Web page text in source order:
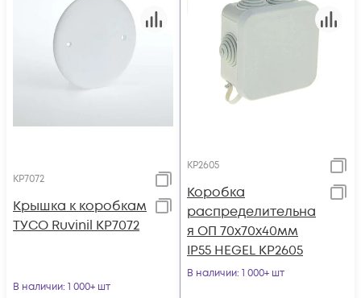
КР7072
Крышка к коробкам
ТУСО Ruvinil КР7072
В наличии: 1 000+ шт
КР2605
Коробка
распределительна
я ОП 70х70х40мм
IP55 HEGEL КР2605
В наличии: 1 000+ шт